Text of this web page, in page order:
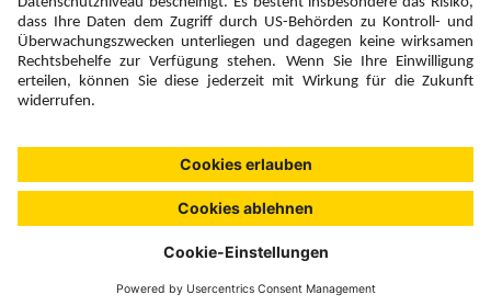
Anmelden
Fairness und
Unsere Inhalte: Standards und
Meldung
Copyright © 2026 DERTOUR Austria GmbH
Suchen & Filtern